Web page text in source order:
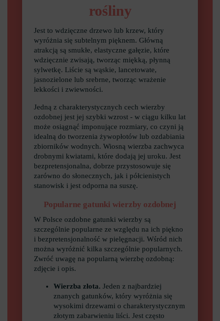
rośliny
Jest to wdzięczne drzewo lub krzew, który
wyróżnia się subtelnym pięknem. Główną
atrakcją są smukłe, elastyczne gałęzie, które
wdzięcznie zwisają, tworząc miękką, płynną
sylwetkę. Liście są wąskie, lancetowate,
jasnozielone lub srebrne, tworząc wrażenie
lekkości i zwiewności.
Jedną z charakterystycznych cech wierzby
ozdobnej jest jej szybki wzrost - w ciągu kilku lat
może osiągnąć imponujące rozmiary, co czyni ją
idealną do tworzenia żywopłotów lub ozdabiania
zbiorników wodnych. Wiosną wierzba zachwyca
drobnymi kwiatami, które dodają jej uroku. Jest
bezpretensjonalna, dobrze przystosowuje się
zarówno do słonecznych, jak i półcienistych
stanowisk i jest odporna na suszę.
Popularne gatunki wierzby ozdobnej
W Polsce ozdobne gatunki wierzby są
szczególnie popularne ze względu na ich piękno
i bezpretensjonalność w pielęgnacji. Wśród nich
można wyróżnić kilka szczególnie popularnych.
Zwróć uwagę na popularną wierzbę ozdobną:
zdjęcie i opis.
Wierzba złota. Jeden z najbardziej
znanych gatunków, który wyróżnia się
wysokimi drzewami o charakterystycznym
złotym zabarwieniu liści. Jest często